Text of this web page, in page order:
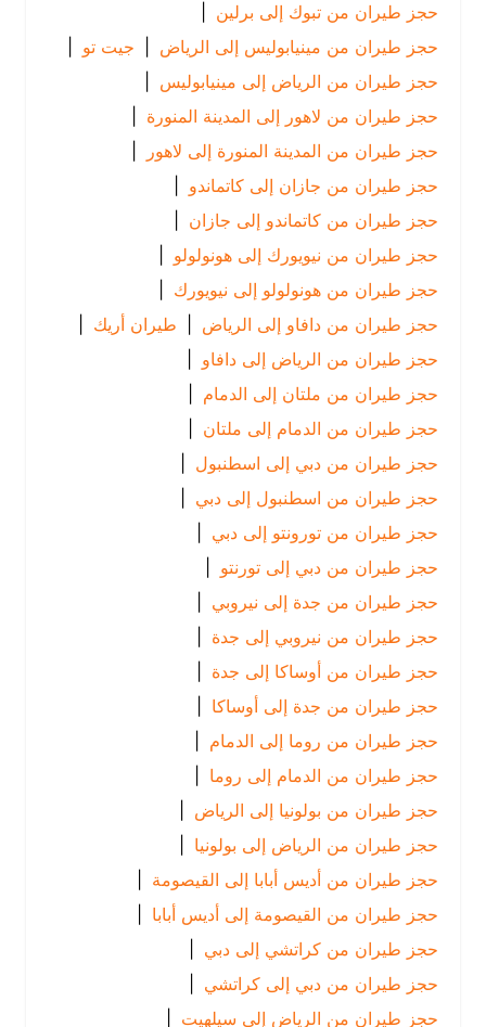
حجز طيران من تبوك إلى برلين |
حجز طيران من مينيابوليس إلى الرياض
| جيت تو |
حجز طيران من الرياض إلى مينيابوليس |
حجز طيران من لاهور إلى المدينة المنورة |
حجز طيران من المدينة المنورة إلى لاهور |
حجز طيران من جازان إلى كاتماندو |
حجز طيران من كاتماندو إلى جازان
|
حجز طيران من نيويورك إلى هونولولو |
حجز طيران من هونولولو إلى نيويورك |
حجز طيران من دافاو إلى الرياض
| طيران أريك
|
حجز طيران من الرياض إلى دافاو
|
حجز طيران من ملتان إلى الدمام
|
حجز طيران من الدمام إلى ملتان |
حجز طيران من دبي إلى اسطنبول |
حجز طيران من اسطنبول إلى دبي |
حجز طيران من تورونتو إلى دبي |
حجز طيران من دبي إلى تورنتو |
حجز طيران من جدة إلى نيروبي |
حجز طيران من نيروبي إلى جدة
حجز طيران من أوساكا إلى جدة
حجز طيران من جدة إلى أوساكا |
حجز طيران من روما إلى الدمام
|
حجز طيران من الدمام إلى روما
|
حجز طيران من بولونيا إلى الرياض
|
حجز طيران من الرياض إلى بولونيا
|
حجز طيران من أديس أبابا إلى القيصومة |
حجز طيران من القيصومة إلى أديس أبابا |
حجز طيران من كراتشي إلى دبي |
حجز طيران من دبي إلى كراتشي |
حجز طيران من الرياض إلى سيلهيت |